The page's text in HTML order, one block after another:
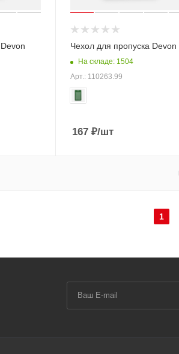
Чехол для пропуска Devon
На складе: 1504
Арт.: 110263.99
167₽/шт
1